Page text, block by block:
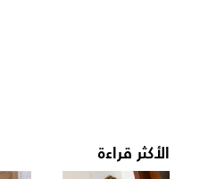
الأكثر قراءة